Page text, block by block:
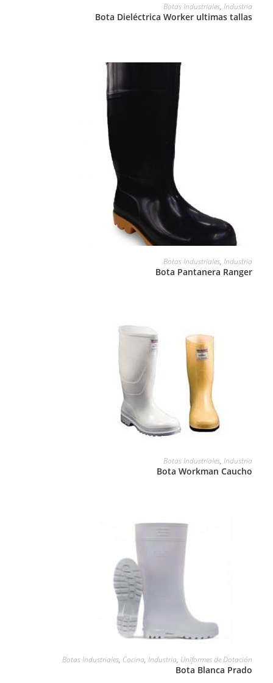
Botas Industriales,Industria
Bota Dieléctrica Worker ultimas tallas
Botas Industriales,Industria
Bota Pantanera Ranger
Botas Industriales,Industria
Bota Workman Caucho
LEER MÁS
Botas Industriales, Cocina,Industria, Uniformes de Dotación
Bota Blanca Prado